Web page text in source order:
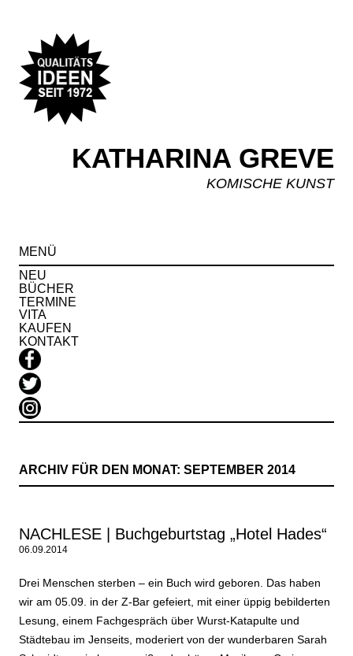
KATHARINA GREVE
KOMISCHE KUNST
MENÜ
NEU
BÜCHER
TERMINE
VITA
KAUFEN
KONTAKT
ARCHIV FÜR DEN MONAT: SEPTEMBER 2014
NACHLESE | Buchgeburtstag „Hotel Hades“
06.09.2014
Drei Menschen sterben – ein Buch wird geboren. Das haben
wir am 05.09. in der Z-Bar gefeiert, mit einer üppig bebilderten
Lesung, einem Fachgespräch über Wurst-Katapulte und
Städtebau im Jenseits, moderiert von der wunderbaren Sarah